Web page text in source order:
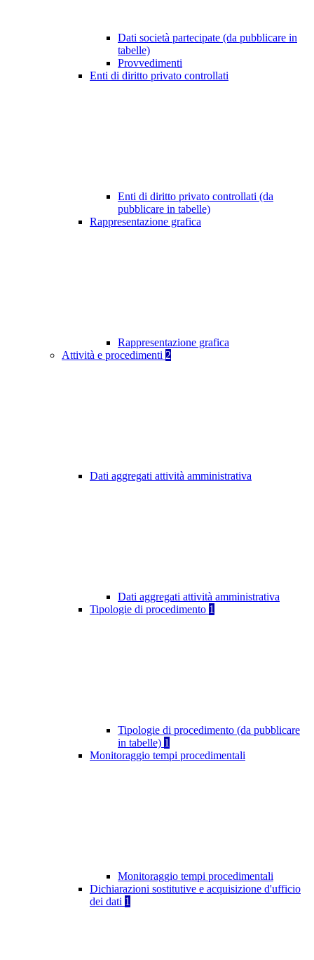
Dati società partecipate (da pubblicare in
tabelle)
Provvedimenti
Enti di diritto privato controllati
Enti di diritto privato controllati (da
pubblicare in tabelle)
Rappresentazione grafica
Rappresentazione grafica
Attività e procedimenti 2
Dati aggregati attività amministrativa
Dati aggregati attività amministrativa
Tipologie di procedimento 1
Tipologie di procedimento (da pubblicare
in tabelle) 1
Monitoraggio tempi procedimentali
Monitoraggio tempi procedimentali
Dichiarazioni sostitutive e acquisizione d'ufficio
dei dati 1